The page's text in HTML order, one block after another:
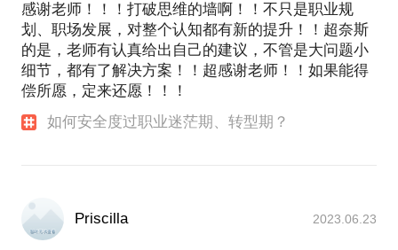
感谢老师！！！打破思维的墙啊！！不只是职业规
划、职场发展，对整个认知都有新的提升！！超奈斯
的是，老师有认真给出自己的建议，不管是大问题小
细节，都有了解决方案！！超感谢老师！！如果能得
偿所愿，定来还愿！！！
如何安全度过职业迷茫期、转型期？
Priscilla 2023.06.23